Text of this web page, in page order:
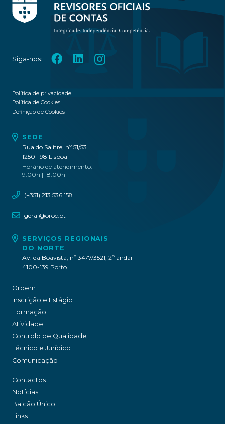
Siga-nos:
Política de privacidade
Política de Cookies
Definição de Cookies
SEDE
Rua do Salitre, nº 51/53
1250-198 Lisboa
Horário de atendimento:
9.00h | 18.00h
(+351) 213 536 158
geral@oroc.pt
SERVIÇOS REGIONAIS
DO NORTE
Av. da Boavista, nº 3477/3521, 2º andar
4100-139 Porto
Ordem
Inscrição e Estágio
Formação
Atividade
Controlo de Qualidade
Técnico e Jurídico
Comunicação
Contactos
Notícias
Balcão Único
Links